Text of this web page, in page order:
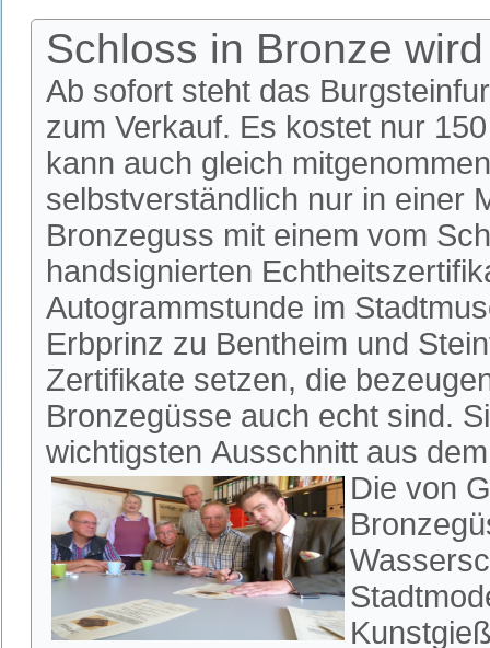
Schloss in Bronze
Ab sofort steht das
zum Verkauf. Es kostet nur
kann auch gleich
selbstverständlich nur in einer
Bronzeguss mit einem vom
handsignierten
Autogrammstunde im
Erbprinz zu Bentheim und
Zertifikate setzen, die
Bronzegüsse auch echt sind.
wichtigsten Ausschnitt aus
Die von